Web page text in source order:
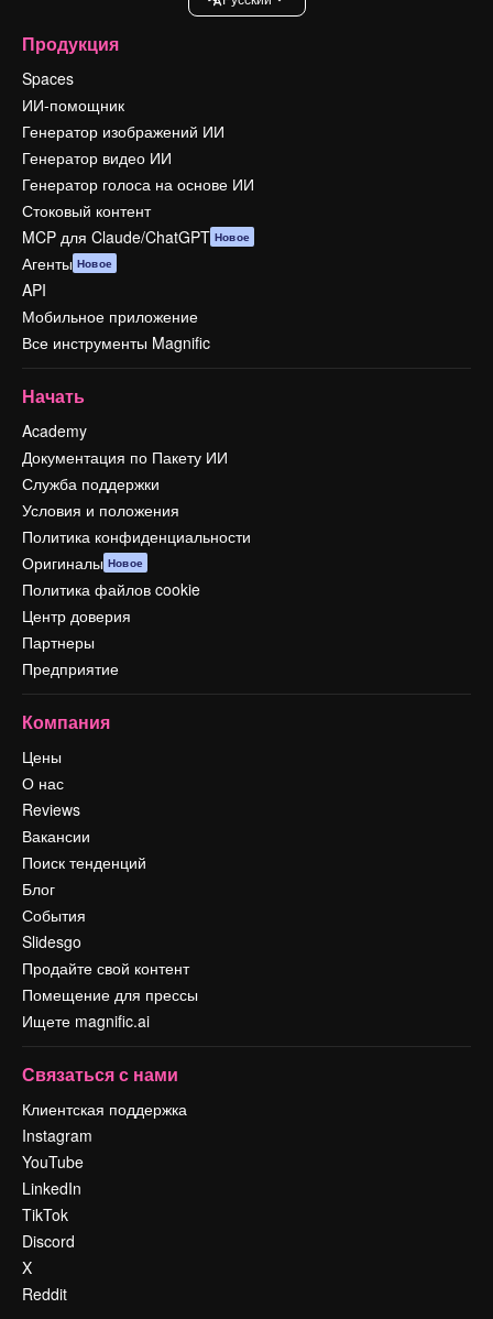
Продукция
Spaces
ИИ-помощник
Генератор изображений ИИ
Генератор видео ИИ
Генератор голоса на основе ИИ
Стоковый контент
MCP для Claude/ChatGPT Новое
Агенты Новое
API
Мобильное приложение
Все инструменты Magnific
Начать
Academy
Документация по Пакету ИИ
Служба поддержки
Условия и положения
Политика конфиденциальности
Оригиналы Новое
Политика файлов cookie
Центр доверия
Партнеры
Предприятие
Компания
Цены
О нас
Reviews
Вакансии
Поиск тенденций
Блог
События
Slidesgo
Продайте свой контент
Помещение для прессы
Ищете magnific.ai
Связаться с нами
Клиентская поддержка
Instagram
YouTube
LinkedIn
TikTok
Discord
X
Reddit